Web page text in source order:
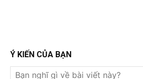
Ý KIẾN CỦA BẠN